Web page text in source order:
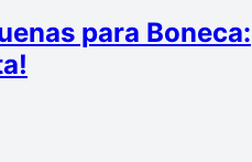
para Boneca: